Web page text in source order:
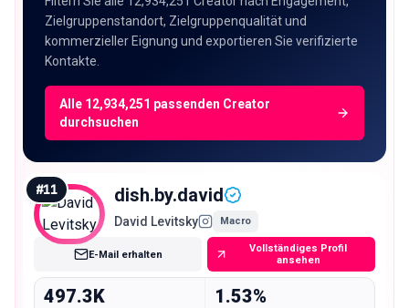
Zielgruppenstandort, Zielgruppenqualität und
kommerzieller Eignung und exportieren Sie verifizierte
Kontakte.
Alle 12,934,251 passenden Creator
durchsuchen
#11 dish.by.david
David Levitsky Macro
E-Mail erhalten
Vollständiges Profil
ansehen
497.3K 1.53%